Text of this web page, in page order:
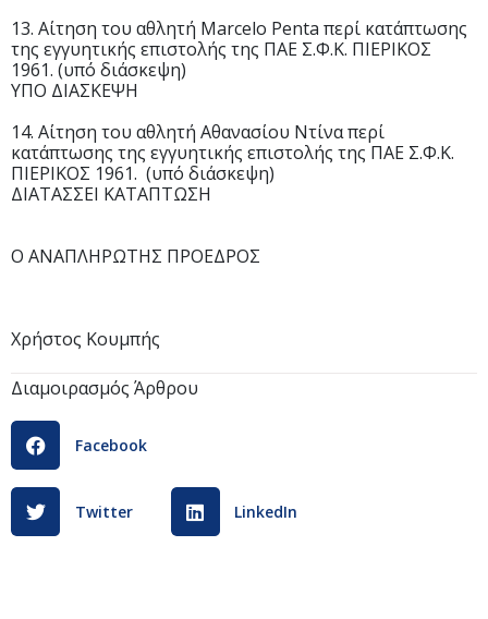
13. Αίτηση του αθλητή Marcelo Penta περί κατάπτωσης
της εγγυητικής επιστολής της ΠΑΕ Σ.Φ.Κ. ΠΙΕΡΙΚΟΣ
1961. (υπό διάσκεψη)
ΥΠΟ ΔΙΑΣΚΕΨΗ
14. Αίτηση του αθλητή Αθανασίου Ντίνα περί
κατάπτωσης της εγγυητικής επιστολής της ΠΑΕ Σ.Φ.Κ.
ΠΙΕΡΙΚΟΣ 1961. (υπό διάσκεψη)
ΔΙΑΤΑΣΣΕΙ ΚΑΤΑΠΤΩΣΗ
Ο ΑΝΑΠΛΗΡΩΤΗΣ ΠΡΟΕΔΡΟΣ
Χρήστος Κουμπής
Διαμοιρασμός Άρθρου
Facebook
Twitter LinkedIn